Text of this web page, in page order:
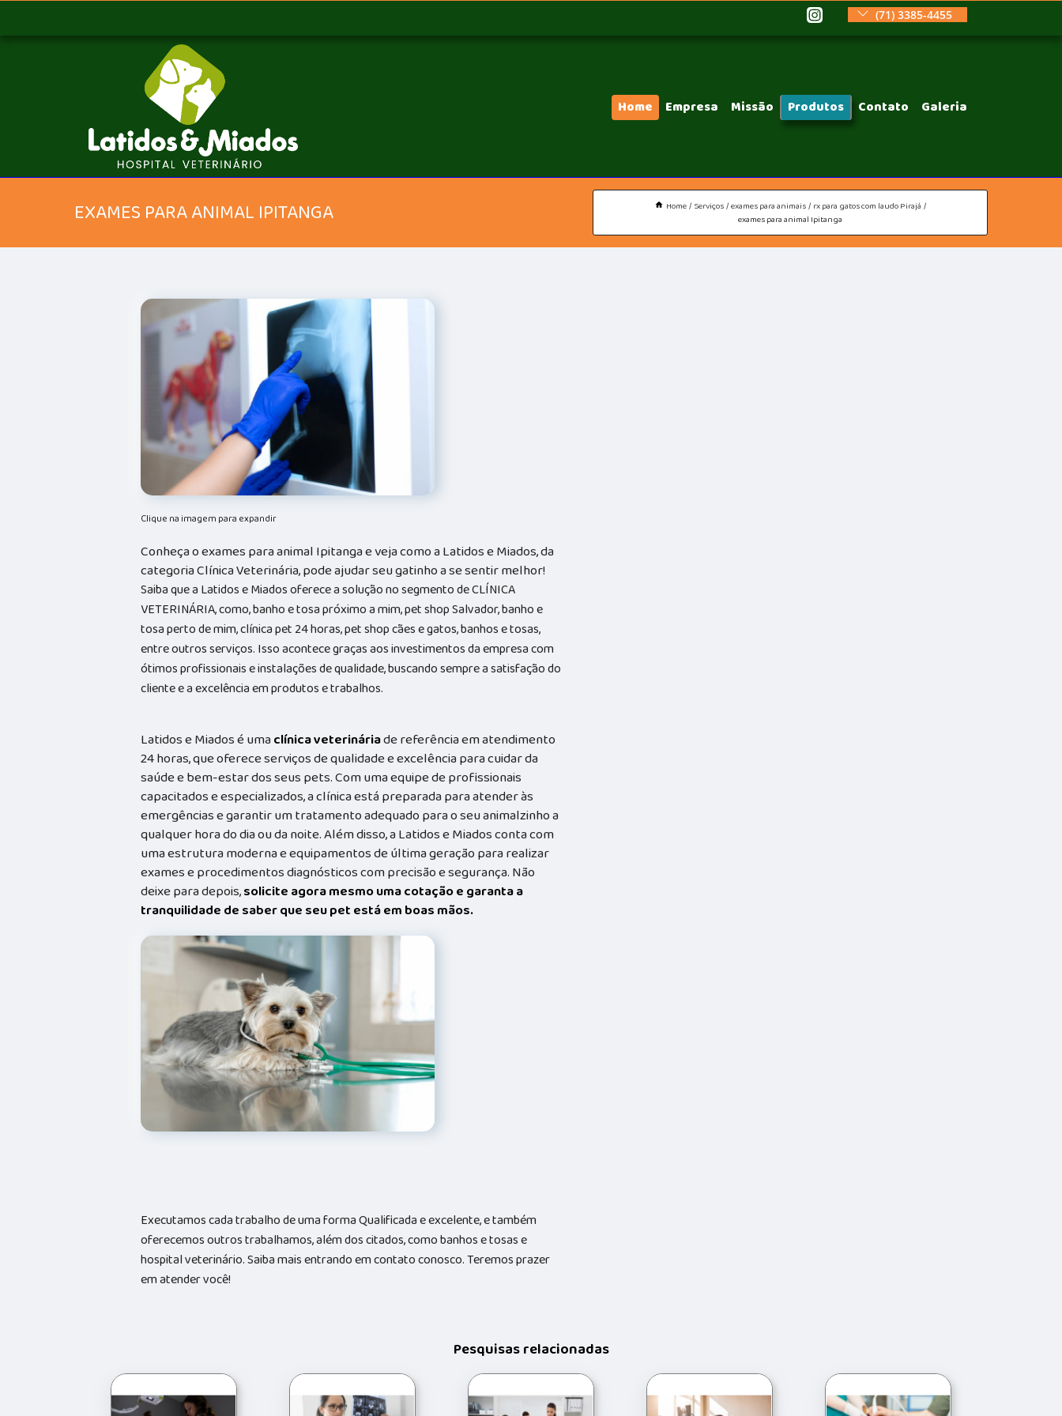
(71) 3385-4455
Home Empresa Missão Produtos Contato Galeria
EXAMES PARA ANIMAL IPITANGA Home Serviços exames para animais rx para gatos com laudo Pirajá
exames para animal Ipitanga
Clique na imagem para expandir
Conheça o exames para animal Ipitanga e veja como a Latidos e Miados, da
categoria Clínica Veterinária, pode ajudar seu gatinho a se sentir melhor!
Saiba que a Latidos e Miados oferece a solução no segmento de CLÍNICA
VETERINÁRIA, como, banho e tosa próximo a mim, pet shop Salvador, banho e
tosa perto de mim, clínica pet 24 horas, pet shop cães e gatos, banhos e tosas,
entre outros serviços. Isso acontece graças aos investimentos da empresa com
ótimos profissionais e instalações de qualidade, buscando sempre a satisfação do
cliente e a excelência em produtos e trabalhos.
Latidos e Miados é umaclínica veterináriade referência em atendimento
24 horas, que oferece serviços de qualidade e excelência para cuidar da
saúde e bem-estar dos seus pets. Com uma equipe de profissionais
capacitados e especializados, a clínica está preparada para atender às
emergências e garantir um tratamento adequado para o seu animalzinho a
qualquer hora do dia ou da noite. Além disso, a Latidos e Miados conta com
uma estrutura moderna e equipamentos de última geração para realizar
exames e procedimentos diagnósticos com precisão e segurança. Não
deixe para depois,solicite agora mesmo uma cotação e garanta a
tranquilidade de saber que seu pet está em boas mãos.
Executamos cada trabalho de uma forma Qualificada e excelente, e também
oferecemos outros trabalhamos, além dos citados, como banhos e tosas e
hospital veterinário. Saiba mais entrando em contato conosco. Teremos prazer
em atender você!
Pesquisas relacionadas